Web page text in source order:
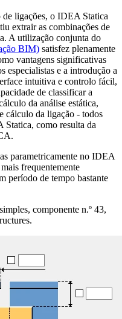
ligações, o IDEA Statica
extrair as combinações de
A utilização conjunta do
BIM) satisfez plenamente
vantagens significativas
especialistas e a introdução a
intuitiva e controlo fácil,
de classificar a
da análise estática,
cálculo da ligação - todos
Statica, como resulta da
parametricamente no IDEA
frequentemente
período de tempo bastante
componente n.º 43,